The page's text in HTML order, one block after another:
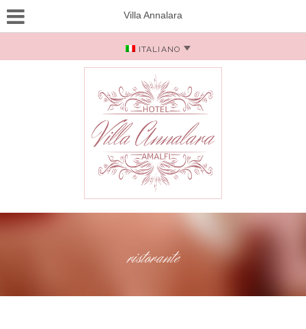
Villa Annalara
ITALIANO
ristorante